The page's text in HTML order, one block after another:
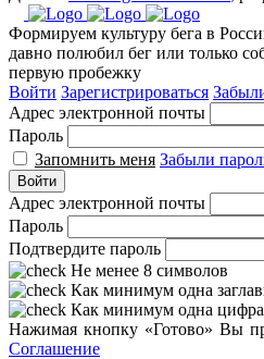
Формируем культуру бега в
давно полюбил бег или только
первую пробежку
Войти Зарегистрироваться
Адрес электронной почты
Пароль
Запомнить меня Забыли
Войти
Адрес электронной почты
Пароль
Подтвердите пароль
Не менее 8 символов
Как минимум одна
Как минимум одна
Нажимая кнопку «Готово» Вы
Соглашение